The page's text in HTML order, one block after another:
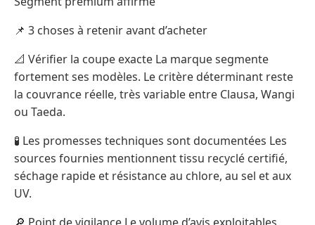
📌 3 choses à retenir avant d’acheter
📐 Vérifier la coupe exacte La marque segmente
fortement ses modèles. Le critère déterminant reste
la couvrance réelle, très variable entre Clausa, Wangi
ou Taeda.
🧪 Les promesses techniques sont documentées Les
sources fournies mentionnent tissu recyclé certifié,
séchage rapide et résistance au chlore, au sel et aux
UV.